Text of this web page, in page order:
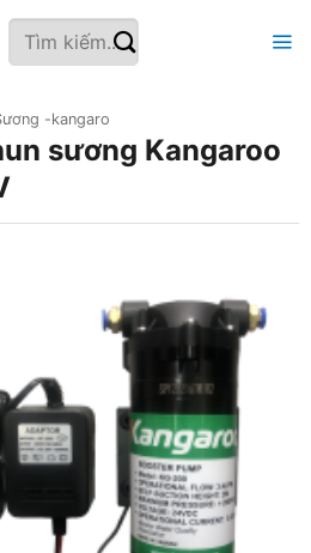
Tìm
kiếm:
-kangaro
sương Kangaroo